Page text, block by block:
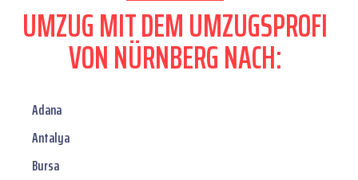
UMZUG MIT DEM UMZUGSPROFI
VON NÜRNBERG NACH:
Adana
Antalya
Bursa